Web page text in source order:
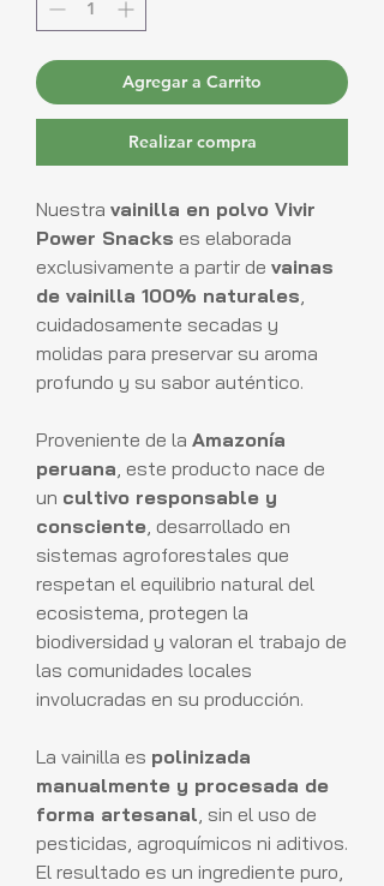
Agregar a Carrito
Realizar compra
Nuestra vainilla en polvo Vivir
Power Snacks es elaborada
exclusivamente a partir de vainas
de vainilla 100% naturales,
cuidadosamente secadas y
molidas para preservar su aroma
profundo y su sabor auténtico.
Proveniente de la Amazonía
peruana, este producto nace de
un cultivo responsable y
consciente, desarrollado en
sistemas agroforestales que
respetan el equilibrio natural del
ecosistema, protegen la
biodiversidad y valoran el trabajo de
las comunidades locales
involucradas en su producción.
La vainilla es polinizada
manualmente y procesada de
forma artesanal, sin el uso de
pesticidas, agroquímicos ni aditivos.
El resultado es un ingrediente puro,